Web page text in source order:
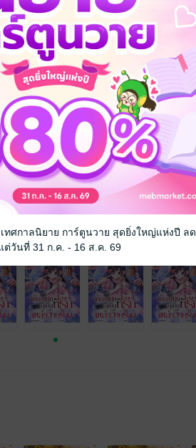
เทศกาลนิยาย การ์ตูนวาย สุดยิ่งใหญ่แห่งปี ลด
วันที่ 31 ก.ค. - 16 ส.ค. 69